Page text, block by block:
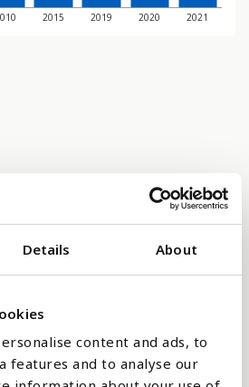
Details About
content and ads, to
features and to analyse our
2015 2019 2020 2021